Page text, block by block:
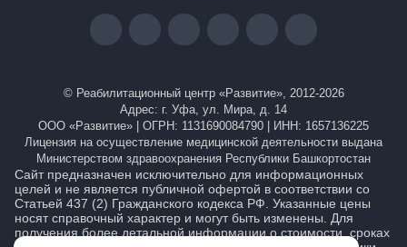
© Реабилитационный центр «Развитие», 2012-2026
Адрес: г. Уфа, ул. Мира, д. 14
ООО «Развитие» | ОГРН: 1131690084790 | ИНН: 1657136225
Лицензия на осуществление медицинской деятельности выдана
Министерством здравоохранения Республики Башкортостан
Сайт предназначен исключительно для информационных
целей и не является публичной офертой в соответствии со
Статьей 437 (2) Гражданского кодекса РФ. Указанные цены
носят справочный характер и могут быть изменены. Для
получения более детальной информации о стоимости, сроках